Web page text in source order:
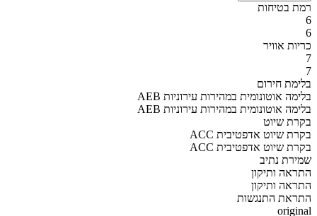
רמת בטיחות
6
6
כריות אוויר
7
7
בלימת חירום
AEB בלימה אוטונומית במהירות עירוניות
AEB בלימה אוטונומית במהירות עירוניות
בקרת שיוט
ACC בקרת שיוט אדפטיבית
ACC בקרת שיוט אדפטיבית
שמירת נתיב
התראה ותיקון
התראה ותיקון
התראת התנגשות
original